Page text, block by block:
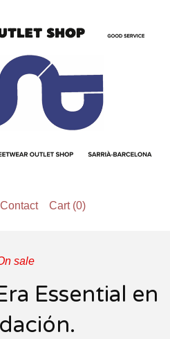
Contact Cart (0)
sale
Essential en